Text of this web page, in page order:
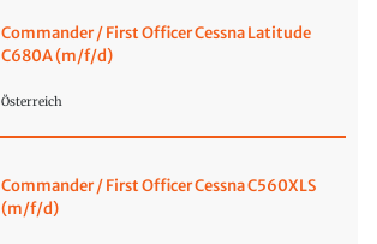
Commander / First Officer Cessna Latitude
C680A (m/f/d)
Österreich
Commander / First Officer Cessna C560XLS
(m/f/d)